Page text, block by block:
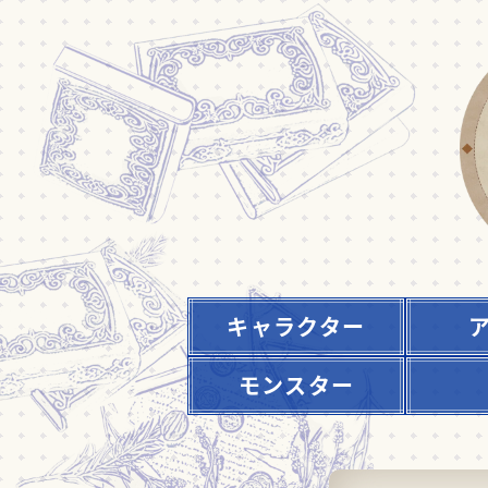
キャラクター
モンスター